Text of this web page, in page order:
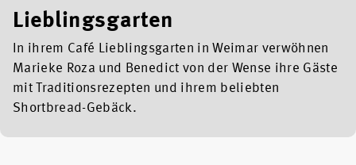
Lieblingsgarten
In ihrem Café Lieblingsgarten in Weimar verwöhnen
Marieke Roza und Benedict von der Wense ihre Gäste
mit Traditionsrezepten und ihrem beliebten
Shortbread-Gebäck.